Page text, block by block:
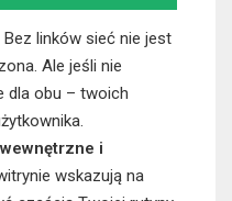
linków sieć nie jest
Ale jeśli nie
dla obu – twoich
wewnętrzne i
wskazują na